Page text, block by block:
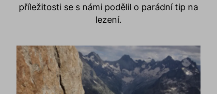
příležitosti se s námi podělil o parádní tip na
lezení.